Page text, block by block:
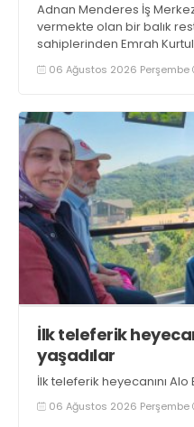
Adnan Menderes İş
vermekte olan bir balık
sahiplerinden Emrah
tezgahlarda taze balık
boyunca tezgahlarda taze
06 Ağustos 2026 Perşembe
İlk teleferik
yaşadılar
İlk teleferik heyecanını Alo
06 Ağustos 2026 Perşembe